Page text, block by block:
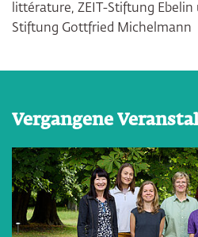
littérature, ZEIT-Stiftung Ebelin
Stiftung Gottfried Michelmann
Vergangene
Slider überspringen